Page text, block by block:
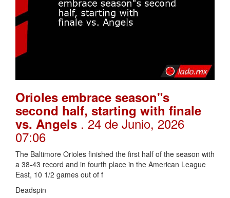
Orioles embrace season"s
second half, starting with finale
vs. Angels . 24 de Junio, 2026
07:06
The Baltimore Orioles finished the first half of the season with
a 38-43 record and in fourth place in the American League
East, 10 1/2 games out of f
Deadspin